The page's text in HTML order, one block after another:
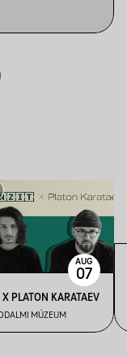
PLATON KARATAEV
MÚZEUM
AUG
07